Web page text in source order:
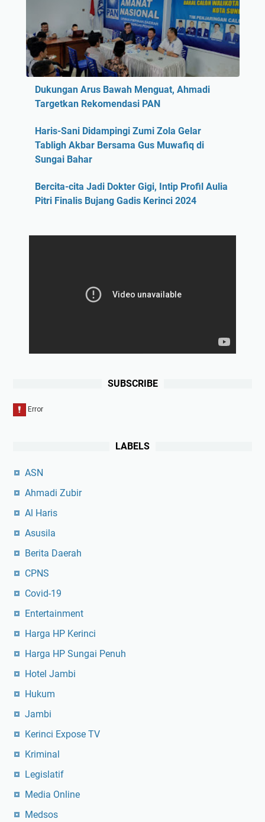
Dukungan Arus Bawah Menguat, Ahmadi
Targetkan Rekomendasi PAN
Haris-Sani Didampingi Zumi Zola Gelar
Tabligh Akbar Bersama Gus Muwafiq di
Sungai Bahar
Bercita-cita Jadi Dokter Gigi, Intip Profil Aulia
Pitri Finalis Bujang Gadis Kerinci 2024
SUBSCRIBE
LABELS
ASN
Ahmadi Zubir
Al Haris
Asusila
Berita Daerah
CPNS
Covid-19
Entertainment
Harga HP Kerinci
Harga HP Sungai Penuh
Hotel Jambi
Hukum
Jambi
Kerinci Expose TV
Kriminal
Legislatif
Media Online
Medsos